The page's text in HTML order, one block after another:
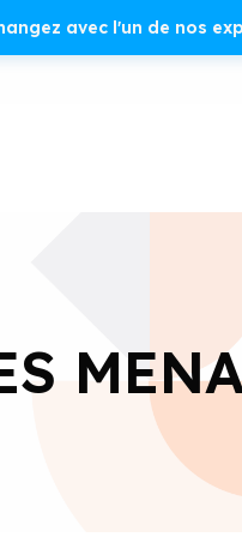
avec l'un de nos